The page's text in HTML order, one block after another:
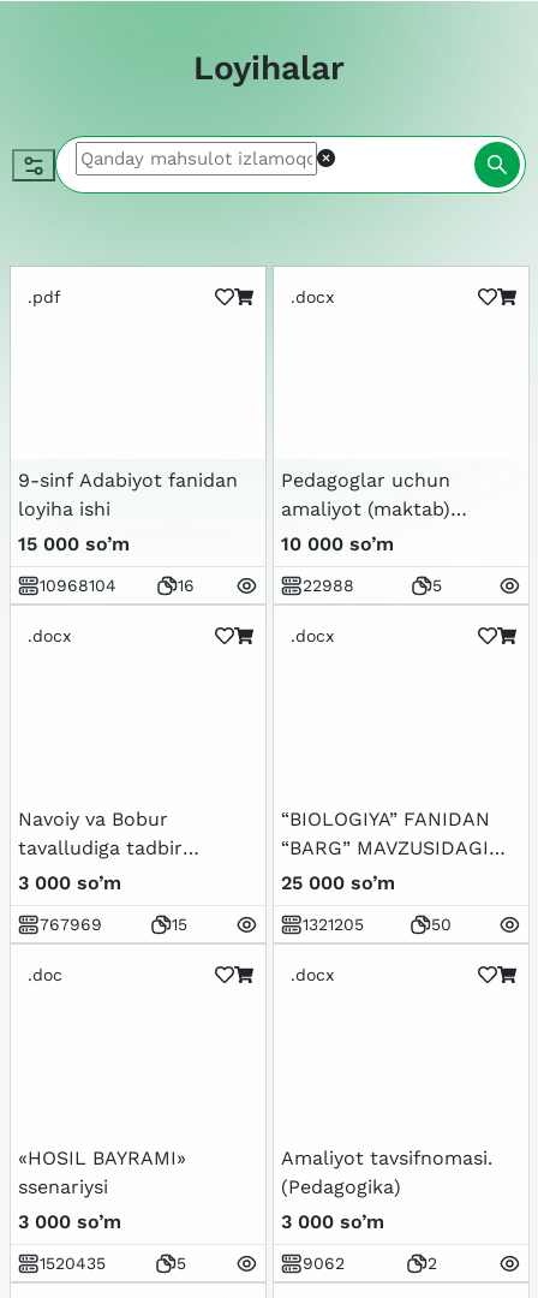
Loyihalar
.pdf
9-sinf Adabiyot fanidan
loyiha ishi
15 000 so’m
10968104 16
.docx
Pedagoglar uchun
amaliyot (maktab)
hisoboti
10 000 so’m
22988 5
.docx
Navoiy va Bobur
tavalludiga tadbir
ssenariysi
3 000 so’m
767969 15
.docx
“BIOLOGIYA” FANIDAN
“BARG” MAVZUSIDAGI
LOYIHA ISHI
25 000 so’m
1321205 50
.doc
«HOSIL BAYRAMI»
ssenariysi
3 000 so’m
1520435 5
.docx
Amaliyot tavsifnomasi.
(Pedagogika)
3 000 so’m
9062 2